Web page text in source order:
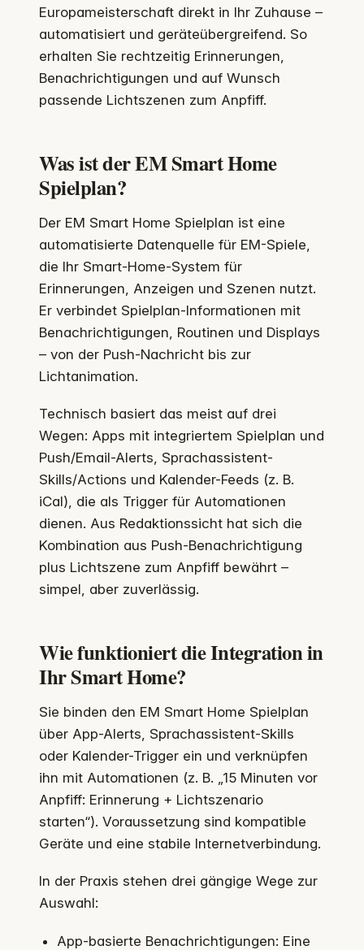
Europameisterschaft direkt in Ihr Zuhause –
automatisiert und geräteübergreifend. So
erhalten Sie rechtzeitig Erinnerungen,
Benachrichtigungen und auf Wunsch
passende Lichtszenen zum Anpfiff.
Was ist der EM Smart Home
Spielplan?
Der EM Smart Home Spielplan ist eine
automatisierte Datenquelle für EM-Spiele,
die Ihr Smart-Home-System für
Erinnerungen, Anzeigen und Szenen nutzt.
Er verbindet Spielplan-Informationen mit
Benachrichtigungen, Routinen und Displays
– von der Push-Nachricht bis zur
Lichtanimation.
Technisch basiert das meist auf drei
Wegen: Apps mit integriertem Spielplan und
Push/Email-Alerts, Sprachassistent-
Skills/Actions und Kalender-Feeds (z. B.
iCal), die als Trigger für Automationen
dienen. Aus Redaktionssicht hat sich die
Kombination aus Push-Benachrichtigung
plus Lichtszene zum Anpfiff bewährt –
simpel, aber zuverlässig.
Wie funktioniert die Integration in
Ihr Smart Home?
Sie binden den EM Smart Home Spielplan
über App-Alerts, Sprachassistent-Skills
oder Kalender-Trigger ein und verknüpfen
ihn mit Automationen (z. B. „15 Minuten vor
Anpfiff: Erinnerung + Lichtszenario
starten“). Voraussetzung sind kompatible
Geräte und eine stabile Internetverbindung.
In der Praxis stehen drei gängige Wege zur
Auswahl:
App-basierte Benachrichtigungen: Eine